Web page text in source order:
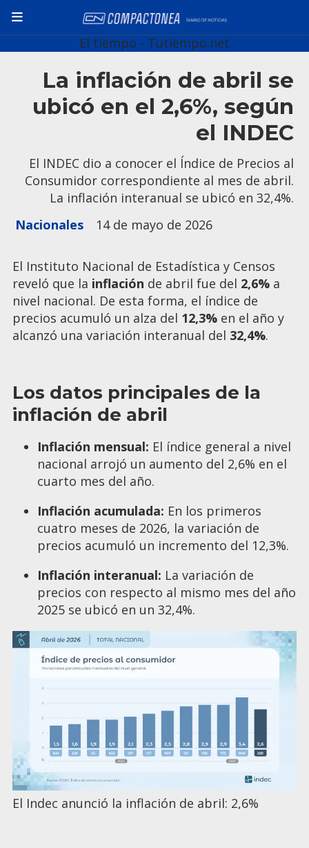
El tiempo - Tutiempo.net
La inflación de abril se
ubicó en el 2,6%, según
el INDEC
El INDEC dio a conocer el Índice de Precios al
Consumidor correspondiente al mes de abril.
La inflación interanual se ubicó en 32,4%.
Nacionales
14 de mayo de 2026
El Instituto Nacional de Estadística y Censos
reveló que la inflación de abril fue del 2,6% a
nivel nacional. De esta forma, el índice de
precios acumuló un alza del 12,3% en el año y
alcanzó una variación interanual del 32,4%.
Los datos principales de la
inflación de abril
Inflación mensual: El índice general a nivel
nacional arrojó un aumento del 2,6% en el
cuarto mes del año.
Inflación acumulada: En los primeros
cuatro meses de 2026, la variación de
precios acumuló un incremento del 12,3%.
Inflación interanual: La variación de
precios con respecto al mismo mes del año
2025 se ubicó en un 32,4%.
El Indec anunció la inflación de abril: 2,6%